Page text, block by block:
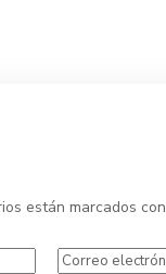
están marcados con